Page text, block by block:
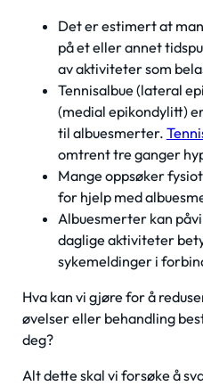
Det er estimert at
på et eller annet
av aktiviteter som
Tennisalbue (lateral
(medial epikondylitt)
til albuesmerter.
omtrent tre ganger
Mange oppsøker
for hjelp med
Albuesmerter kan
daglige aktiviteter
sykemeldinger i
Hva kan vi gjøre for å
øvelser eller behandling
deg?
Alt dette skal vi forsøke å